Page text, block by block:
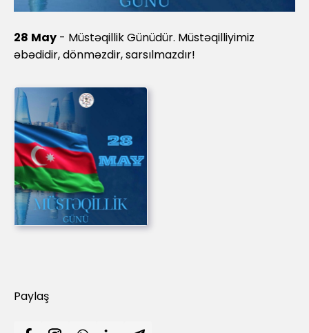
28 May - Müstəqillik Günüdür. Müstəqilliyimiz
əbədidir, dönməzdir, sarsılmazdır!
Paylaş